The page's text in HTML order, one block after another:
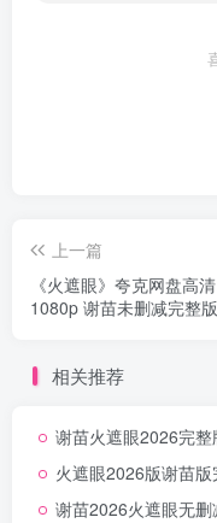
上一篇
《火遮眼》夸克网盘高清
1080p 谢苗未删减完整
相关推荐
谢苗火遮眼2026完
火遮眼2026版谢苗
谢苗2026火遮眼无